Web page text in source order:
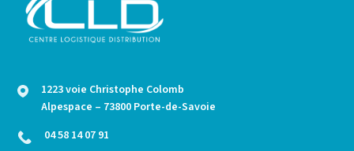
1223 voie Christophe Colomb
Alpespace – 73800 Porte-de-Savoie
04 58 14 07 91